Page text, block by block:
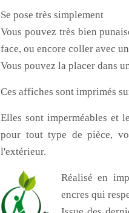
Se pose très simplement
Vous pouvez très bien
face, ou encore coller avec
Vous pouvez la placer dans
Ces affiches sont imprimés
Elles sont imperméables et
pour tout type de pièce,
l'extérieur.
Réalisé en
encres qui